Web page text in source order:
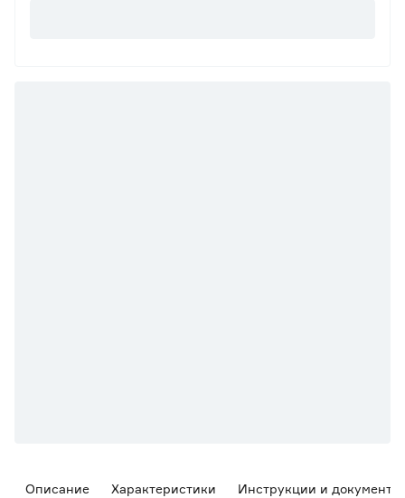
Описание Характеристики Инструкции и документы